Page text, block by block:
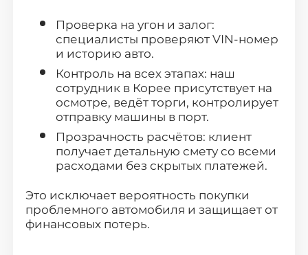
Проверка на угон и залог:
специалисты проверяют VIN-номер
и историю авто.
Контроль на всех этапах: наш
сотрудник в Корее присутствует на
осмотре, ведёт торги, контролирует
отправку машины в порт.
Прозрачность расчётов: клиент
получает детальную смету со всеми
расходами без скрытых платежей.
Это исключает вероятность покупки
проблемного автомобиля и защищает от
финансовых потерь.
Москва
Санкт-Петербург
Новосибирск
Екатеринбург
Казань
Красноярск
Нижний Новгород
Челябинск
Самара
Ростов-на-Дону
Краснодар
Омск
Воронеж
Пермь